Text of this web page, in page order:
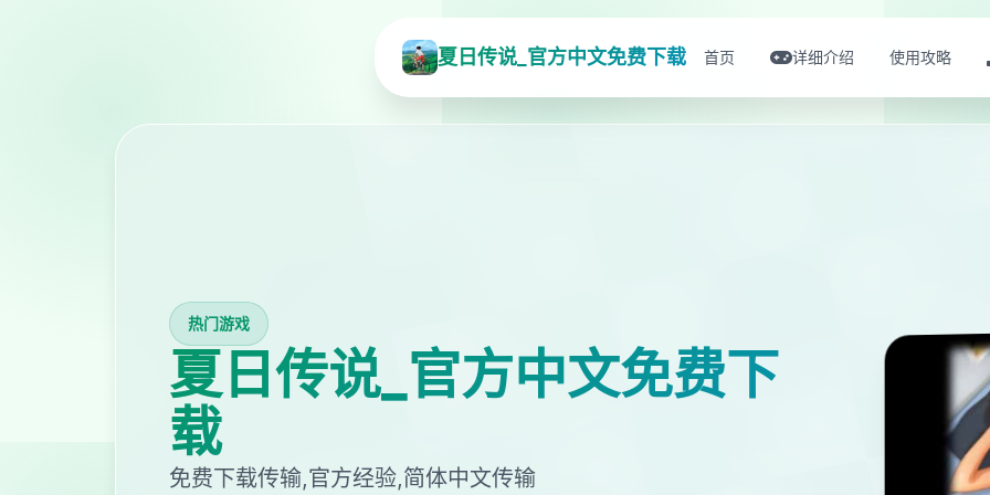
夏日传说_官方中文免费下载 首页 详细介绍 使用攻略
热门游戏
夏日传说_官方中文免费下
载
免费下载传输,官方经验,简体中文传输